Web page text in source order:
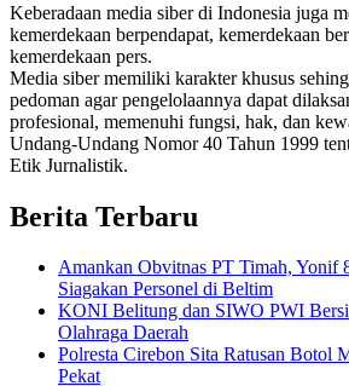
Keberadaan media siber di Indonesia juga
kemerdekaan berpendapat, kemerdekaan
kemerdekaan pers.
Media siber memiliki karakter khusus
pedoman agar pengelolaannya dapat
profesional, memenuhi fungsi, hak, dan
Undang-Undang Nomor 40 Tahun 1999
Etik Jurnalistik.
Berita Terbaru
Amankan Obvitnas PT Timah, Yonif
Siagakan Personel di Beltim
KONI Belitung dan SIWO PWI
Olahraga Daerah
Polresta Cirebon Sita Ratusan Botol
Pekat